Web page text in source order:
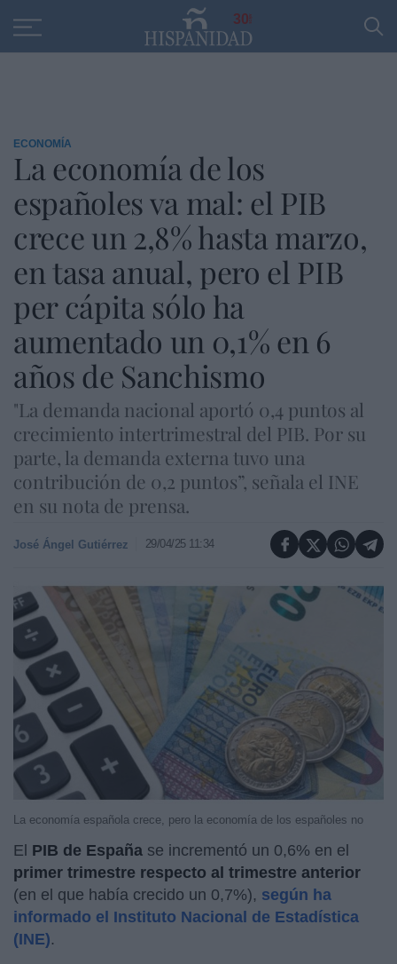
30
ECONOMÍA
La economía de los
españoles va mal: el PIB
crece un 2,8% hasta marzo,
en tasa anual, pero el PIB
per cápita sólo ha
aumentado un 0,1% en 6
años de Sanchismo
"La demanda nacional aportó 0,4 puntos al
crecimiento intertrimestral del PIB. Por su
parte, la demanda externa tuvo una
contribución de 0,2 puntos”, señala el INE
en su nota de prensa.
José Ángel Gutiérrez 29/04/25 11:34
La economía española crece, pero la economía de los españoles no
El PIB de España se incrementó un 0,6% en el
primer trimestre respecto al trimestre anterior
(en el que había crecido un 0,7%), según ha
informado el Instituto Nacional de Estadística
(INE).